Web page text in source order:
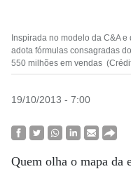
Inspirada no modelo da C&A
adota fórmulas consagradas
550 milhões em vendas
19/10/2013 - 7:00
Quem olha o mapa da